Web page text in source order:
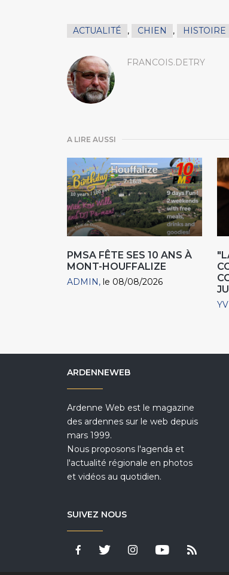
ACTUALITÉ , CHIEN , HISTOIRE
FRANCOIS.DETRY
A LIRE AUSSI
PMSA FÊTE SES 10 ANS À
MONT-HOUFFALIZE
ADMIN le 08/08/2026
ARDENNEWEB
Ardenne Web est le magazine
des ardennes sur le web depuis
mars 1999.
Nous proposons l'agenda et
l'actualité régionale en photos
et vidéos au quotidien.
SUIVEZ NOUS